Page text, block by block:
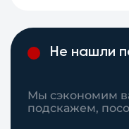
Не нашли
Мы сэкономим
подскажем,